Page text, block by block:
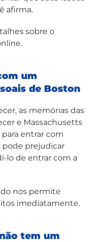
afirma.
sobre o
um
de Boston
as memórias das
e Massachusetts
entrar com
pode prejudicar
lo de entrar com a
nos permite
imediatamente.
tem um